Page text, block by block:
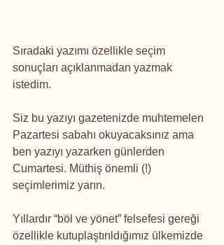
Sıradaki yazımı özellikle seçim
sonuçları açıklanmadan yazmak
istedim.
Siz bu yazıyı gazetenizde muhtemelen
Pazartesi sabahı okuyacaksınız ama
ben yazıyı yazarken günlerden
Cumartesi. Müthiş önemli (!)
seçimlerimiz yarın.
Yıllardır “böl ve yönet” felsefesi gereği
özellikle kutuplaştırıldığımız ülkemizde